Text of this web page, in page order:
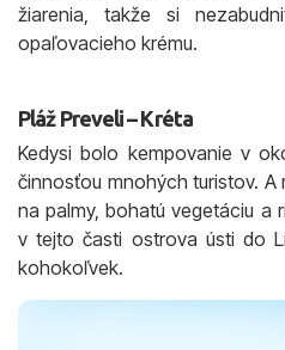
žiarenia, takže si
opaľovacieho krému.
Pláž Preveli – Kréta
Kedysi bolo kempovanie v
činnosťou mnohých turistov. A
na palmy, bohatú vegetáciu a
v tejto časti ostrova ústi do
kohokoľvek.